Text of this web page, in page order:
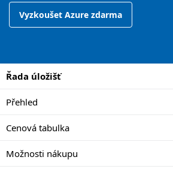
Vyzkoušet Azure zdarma
Řada úložišť
Přehled
Cenová tabulka
Možnosti nákupu